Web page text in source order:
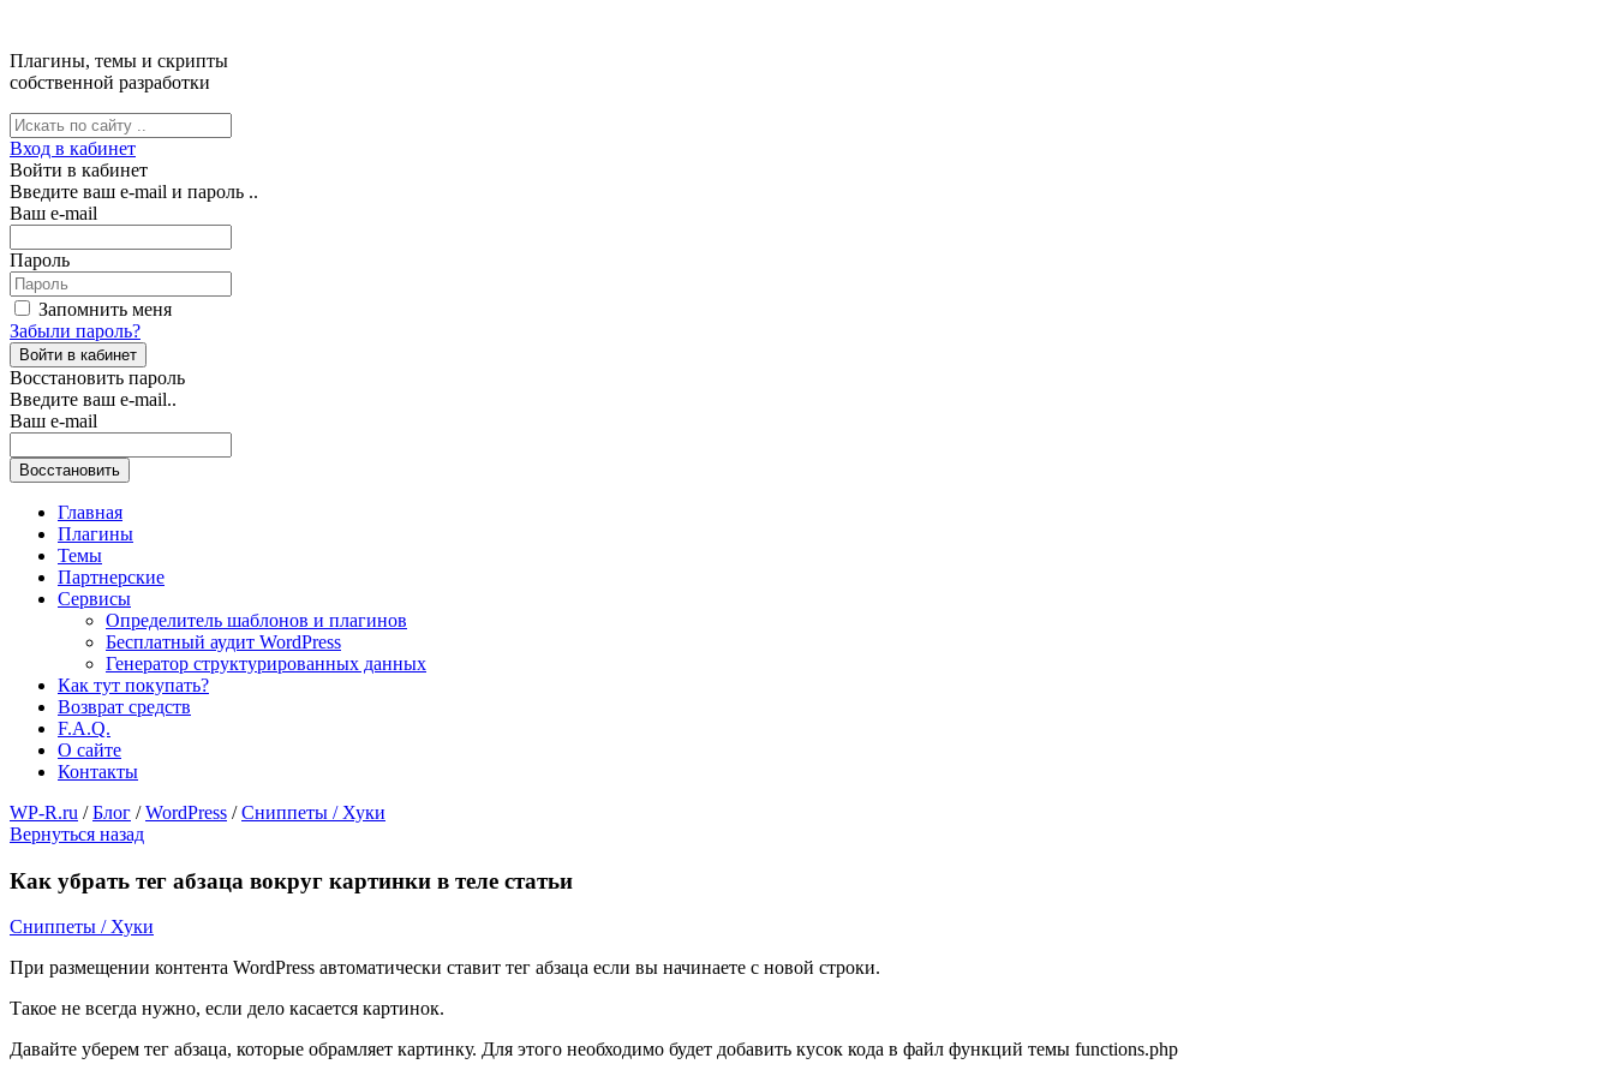
Плагины, темы и скрипты
собственной разработки
Вход в кабинет
Войти в кабинет
Введите ваш e-mail и пароль ..
Ваш e-mail
Пароль
Запомнить меня
Забыли пароль?
Восстановить пароль
Введите ваш e-mail..
Ваш e-mail
Главная
Плагины
Темы
Партнерские
Сервисы
Определитель шаблонов и плагинов
Бесплатный аудит WordPress
Генератор структурированных данных
Как тут покупать?
Возврат средств
F.A.Q.
О сайте
Контакты
WP-R.ru /Блог /WordPress /Сниппеты / Хуки
Вернуться назад
Как убрать тег абзаца вокруг картинки в теле статьи
Сниппеты / Хуки
При размещении контента WordPress автоматически ставит тег абзаца если вы начинаете с новой строки.
Такое не всегда нужно, если дело касается картинок.
Давайте уберем тег абзаца, которые обрамляет картинку. Для этого необходимо будет добавить кусок кода в файл функций темы functions.php